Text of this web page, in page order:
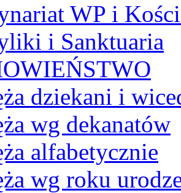
WP i
i Sanktuaria
dziekani i
wg dekanatów
alfabetycznie
wg roku